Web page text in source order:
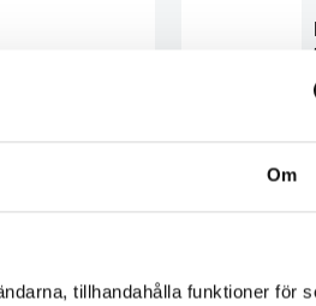
Om
tillhandahålla funktioner för
Debatt